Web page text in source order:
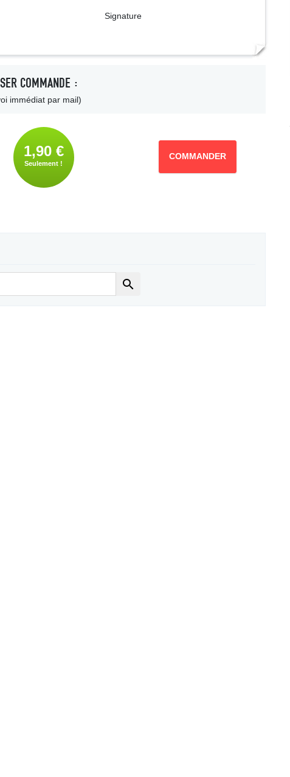
COMMANDE :
immédiat par mail)
1,90 €
Seulement !
COMMANDER
